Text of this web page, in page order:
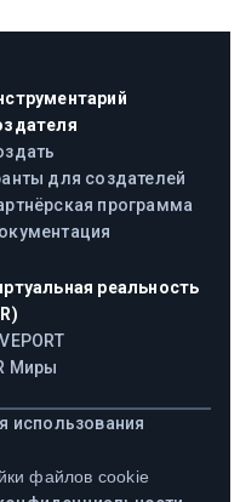
для создателей
программа
реальность
Миры
использования
файлов cookie